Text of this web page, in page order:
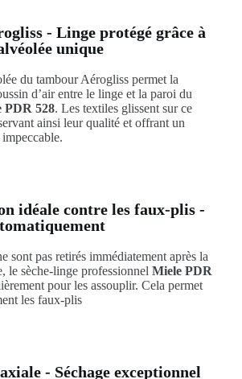
- Linge protégé grâce à
unique
du tambour Aérogliss permet la
d’air entre le linge et la paroi du
PDR 528. Les textiles glissent sur ce
ainsi leur qualité et offrant un
idéale contre les faux-plis -
sont pas retirés immédiatement après la
le sèche-linge professionnel Miele PDR
pour les assouplir. Cela permet
les faux-plis
- Séchage exceptionnel